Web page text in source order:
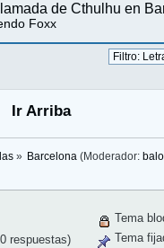
de Cthulhu en
Foxx
Ir Arriba
» Barcelona (Moderador:
respuestas)
Tema
Tema